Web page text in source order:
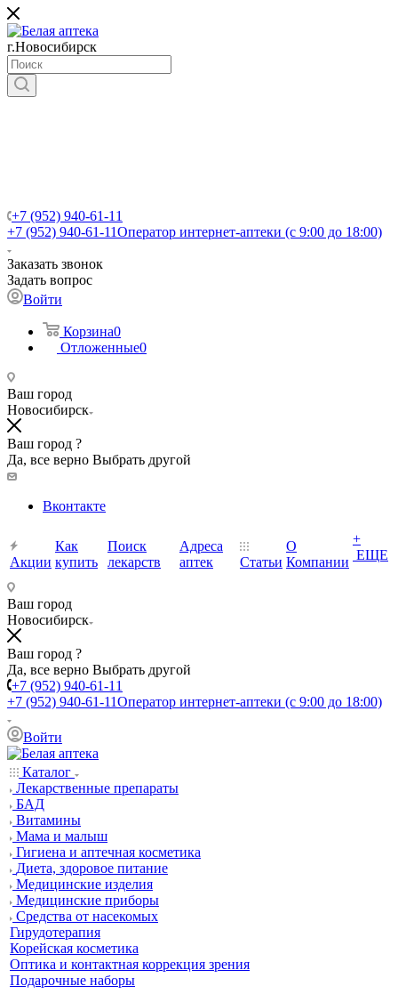
г.Новосибирск
+7 (952) 940-61-11
+7 (952) 940-61-11Оператор интернет-аптеки (с 9:00 до 18:00)
Заказать звонок
Задать вопрос
Войти
Корзина0
Отложенные0
Ваш город
Новосибирск
Ваш город ?
Да, все верно Выбрать другой
Вконтакте
Акции
Как
купить
Поиск
лекарств
Адреса
аптек
Статьи
О
Компании
+
ЕЩЕ
Ваш город
Новосибирск
Ваш город ?
Да, все верно Выбрать другой
+7 (952) 940-61-11
+7 (952) 940-61-11Оператор интернет-аптеки (с 9:00 до 18:00)
Войти
Каталог
Лекарственные препараты
БАД
Витамины
Мама и малыш
Гигиена и аптечная косметика
Диета, здоровое питание
Медицинские изделия
Медицинские приборы
Средства от насекомых
Гирудотерапия
Корейская косметика
Оптика и контактная коррекция зрения
Подарочные наборы